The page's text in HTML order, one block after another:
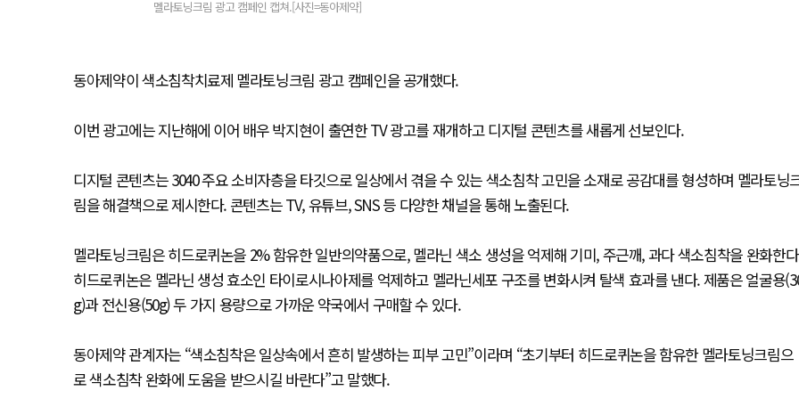
멜라토닝크림 광고 캠페인 캡쳐.[사진=동아제약]
동아제약이 색소침착치료제 멜라토닝크림 광고 캠페인을 공개했다.
이번 광고에는 지난해에 이어 배우 박지현이 출연한 TV 광고를 재개하고 디지털 콘텐츠를 새롭게 선보인다.
디지털 콘텐츠는 3040 주요 소비자층을 타깃으로 일상에서 겪을 수 있는 색소침착 고민을 소재로 공감대를 형성하며 멜라토닝
림을 해결책으로 제시한다. 콘텐츠는 TV, 유튜브, SNS 등 다양한 채널을 통해 노출된다.
멜라토닝크림은 히드로퀴논을 2% 함유한 일반의약품으로, 멜라닌 색소 생성을 억제해 기미, 주근깨, 과다 색소침착을 완화한
히드로퀴논은 멜라닌 생성 효소인 타이로시나아제를 억제하고 멜라닌세포 구조를 변화시켜 탈색 효과를 낸다. 제품은 얼굴용
g)과 전신용(50g) 두 가지 용량으로 가까운 약국에서 구매할 수 있다.
동아제약 관계자는 “색소침착은 일상속에서 흔히 발생하는 피부 고민”이라며 “초기부터 히드로퀴논을 함유한 멜라토닝크림으
로 색소침착 완화에 도움을 받으시길 바란다”고 말했다.